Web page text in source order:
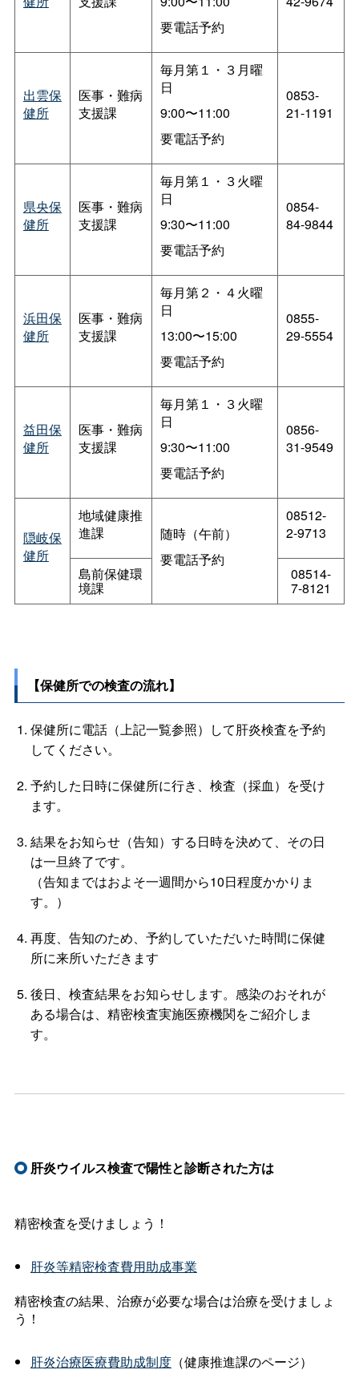
要電話予約
出雲保
健所
医事・難病
支援課
毎月第１・３月曜
日
9:00〜11:00
要電話予約
0853-
21-1191
県央保
健所
医事・難病
支援課
毎月第１・３火曜
日
9:30〜11:00
要電話予約
0854-
84-9844
浜田保
健所
医事・難病
支援課
毎月第２・４火曜
日
13:00〜15:00
要電話予約
0855-
29-5554
益田保
健所
医事・難病
支援課
毎月第１・３火曜
日
9:30〜11:00
要電話予約
0856-
31-9549
隠岐保
健所
地域健康推
進課
随時（午前）
要電話予約
08512-
2-9713
島前保健環
境課
08514-
7-8121
【保健所での検査の流れ】
保健所に電話（上記一覧参照）して肝炎検査を予約
してください。
予約した日時に保健所に行き、検査（採血）を受け
ます。
結果をお知らせ（告知）する日時を決めて、その日
は一旦終了です。
（告知まではおよそ一週間から10日程度かかりま
す。）
再度、告知のため、予約していただいた時間に保健
所に来所いただきます
後日、検査結果をお知らせします。感染のおそれが
ある場合は、精密検査実施医療機関をご紹介しま
す。
肝炎ウイルス検査で陽性と診断された方は
精密検査を受けましょう！
肝炎等精密検査費用助成事業
精密検査の結果、治療が必要な場合は治療を受けましょ
う！
肝炎治療医療費助成制度（健康推進課のページ）